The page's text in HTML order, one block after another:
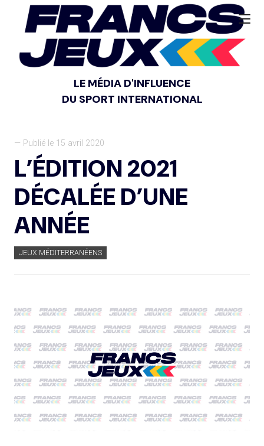
LE MÉDIA D'INFLUENCE
DU SPORT INTERNATIONAL
— Publié le 15 avril 2020
L’ÉDITION 2021
DÉCALÉE D’UNE
ANNÉE
JEUX MÉDITERRANÉENS